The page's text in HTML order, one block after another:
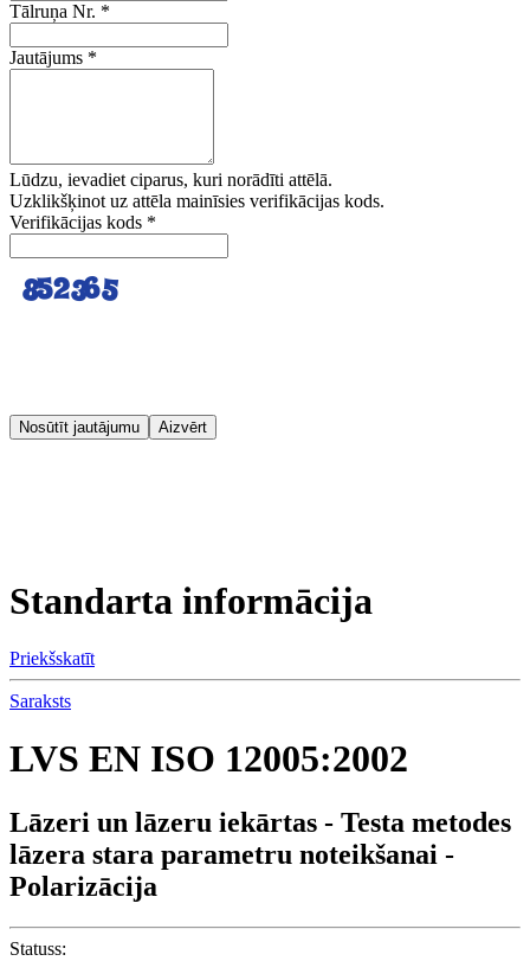
Tālruņa Nr. *
Jautājums *
Lūdzu, ievadiet ciparus, kuri norādīti attēlā.
Uzklikšķinot uz attēla mainīsies verifikācijas kods.
Verifikācijas kods *
Nosūtīt jautājumu Aizvērt
Standarta informācija
Priekšskatīt
Saraksts
LVS EN ISO 12005:2002
Lāzeri un lāzeru iekārtas - Testa metodes
lāzera stara parametru noteikšanai -
Polarizācija
Statuss: